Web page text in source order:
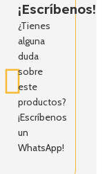
¡Escríbenos!
¿Tienes
alguna
duda
sobre
este
productos?
¡Escríbenos
un
WhatsApp!